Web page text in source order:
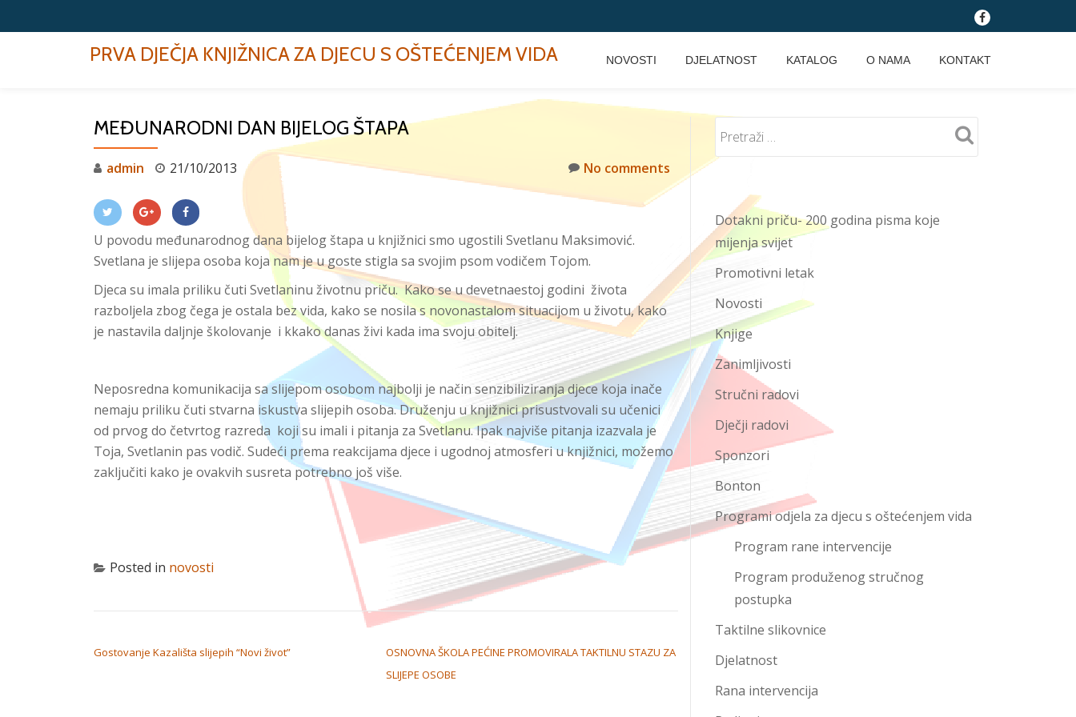
fa-
PRVA DJEČJA KNJIŽNICA ZA DJECU S OŠTEĆENJEM VIDA NOVOSTI DJELATNOST KATALOG O NAMA KONTAKT
MEĐUNARODNI DAN BIJELOG ŠTAPA
admin 21/10/2013 No comments
U povodu međunarodnog dana bijelog štapa u knjižnici smo ugostili Svetlanu Maksimović.
Svetlana je slijepa osoba koja nam je u goste stigla sa svojim psom vodičem Tojom.
Djeca su imala priliku čuti Svetlaninu životnu priču. Kako se u devetnaestoj godini života
razboljela zbog čega je ostala bez vida, kako se nosila s novonastalom situacijom u životu, kako
je nastavila daljnje školovanje i kkako danas živi kada ima svoju obitelj.
Neposredna komunikacija sa slijepom osobom najbolji je način senzibiliziranja djece koja inače
nemaju priliku čuti stvarna iskustva slijepih osoba. Druženju u knjižnici prisustvovali su učenici
od prvog do četvrtog razreda koji su imali i pitanja za Svetlanu. Ipak najviše pitanja izazvala je
Toja, Svetlanin pas vodič. Sudeći prema reakcijama djece i ugodnoj atmosferi u knjižnici, možemo
zaključiti kako je ovakvih susreta potrebno još više.
Posted in novosti
Gostovanje Kazališta slijepih “Novi život”
OSNOVNA ŠKOLA PEĆINE PROMOVIRALA TAKTILNU STAZU ZA
SLIJEPE OSOBE
Dotakni priču- 200 godina pisma koje
mijenja svijet
Promotivni letak
Novosti
Knjige
Zanimljivosti
Stručni radovi
Dječji radovi
Sponzori
Bonton
Programi odjela za djecu s oštećenjem vida
Program rane intervencije
Program produženog stručnog
postupka
Taktilne slikovnice
Djelatnost
Rana intervencija